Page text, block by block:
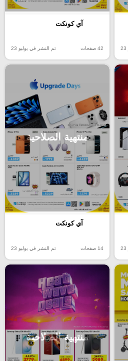
آي كونكت
42 صفحات تم النشر في يوليو 23
منتهية الصلاحية
آي كونكت
14 صفحات تم النشر في يوليو 23
منتهية الصلاحية